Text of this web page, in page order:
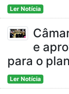
Ler Notícia
e
para o
Ler Notícia